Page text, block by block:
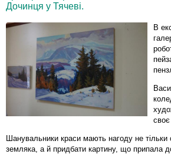
Дочинця у Тячеві.
В
Шанувальники краси мають нагоду не тільки
земляка, а й придбати картину, що припала